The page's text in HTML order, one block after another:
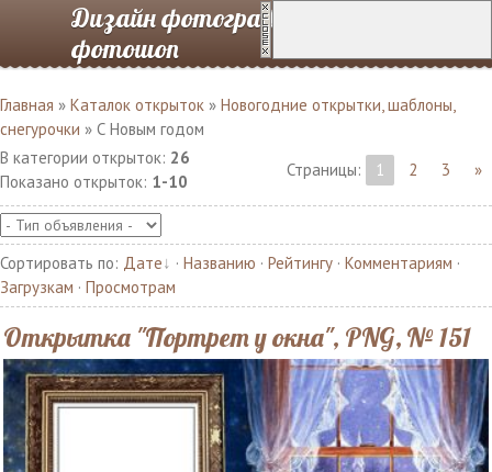
Дизайн фотографий в
фотошоп
Главная » Каталок открыток » Новогодние открытки, шаблоны,
снегурочки » С Новым годом
В категории открыток: 26
Показано открыток: 1-10
Страницы: 1 2 3 »
Сортировать по: Дате · Названию · Рейтингу · Комментариям ·
Загрузкам · Просмотрам
Открытка "Портрет у окна", PNG, № 151